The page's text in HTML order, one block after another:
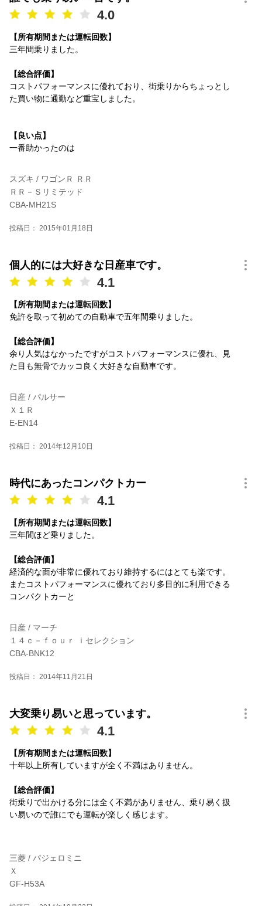
4.0
【所有期間または運転回数】
三年間乗りました。
【総合評価】
コストパフォーマンスに優れており、街乗りからちょっとし
た買い物に通勤など重宝しました。
【良い点】
一番助かったのは
スズキ / ワゴンＲ ＲＲ
ＲＲ－Ｓリミテッド
CBA-MH21S
投稿日： 2015年01月18日
個人的には大好きな日産車です。
4.1
【所有期間または運転回数】
免許を取って初めての自動車で五年間乗りました。
【総合評価】
余り人気はなかったですがコストパフォーマンスに優れ、見
た目も無骨でカッコ良く大好きな自動車です。
日産 / パルサー
Ｘ１Ｒ
E-EN14
投稿日： 2014年12月10日
時代にあったコンパクトカー
4.1
【所有期間または運転回数】
三年間ほど乗りました。
【総合評価】
経済的な面が非常に優れており維持するにはとても楽です。
またコストパフォーマンスに優れており多目的に利用できる
コンパクトカーと
日産 / マーチ
１４ｃ－ｆｏｕｒ ｉセレクション
CBA-BNK12
投稿日： 2014年11月21日
大変乗り易いと思っています。
4.1
【所有期間または運転回数】
十年以上所有していますが全く不満はありません。
【総合評価】
街乗りで出かける分には全く不満がありません、乗り易く扱
い易いので誰にでも運転が楽しく感じます。
三菱 / パジェロミニ
Ｘ
GF-H53A